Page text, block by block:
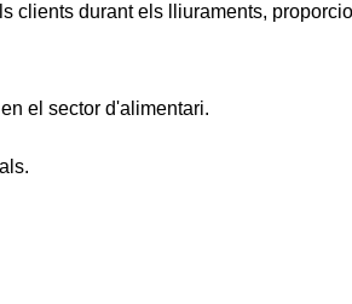
clients durant els lliuraments,
el sector d'alimentari.